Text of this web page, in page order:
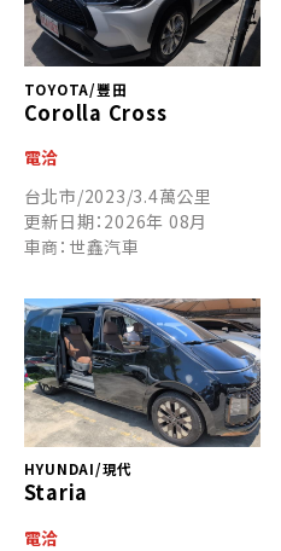
TOYOTA/豐田
Corolla Cross
電洽
台北市/2023/3.4萬公里
更新日期：2026年 08月
車商：世鑫汽車
HYUNDAI/現代
Staria
電洽